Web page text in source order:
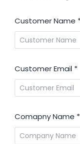
Customer Name
Customer Email *
Comapny Name *